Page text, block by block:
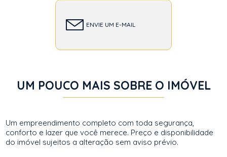
ENVIE UM E-MAIL
UM POUCO MAIS SOBRE O IMÓVEL
Um empreendimento completo com toda segurança,
conforto e lazer que você merece. Preço e disponibilidade
do imóvel sujeitos a alteração sem aviso prévio.